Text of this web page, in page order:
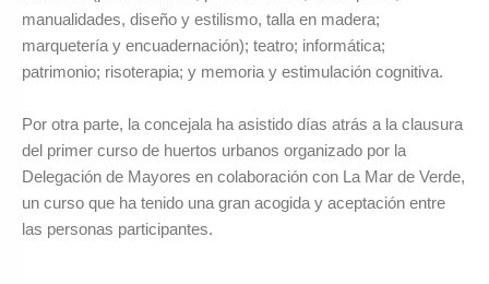
manualidades, diseño y estilismo, talla en madera;
marquetería y encuadernación); teatro; informática;
patrimonio; risoterapia; y memoria y estimulación cognitiva.
Por otra parte, la concejala ha asistido días atrás a la clausura
del primer curso de huertos urbanos organizado por la
Delegación de Mayores en colaboración con La Mar de Verde,
un curso que ha tenido una gran acogida y aceptación entre
las personas participantes.